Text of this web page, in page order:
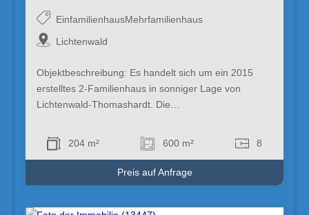
EinfamilienhausMehrfamilienhaus
Lichtenwald
Objektbeschreibung: Es handelt sich um ein 2015
erstelltes 2-Familienhaus in sonniger Lage von
Lichtenwald-Thomashardt. Die…
204 m² 600 m² 8
Preis auf Anfrage